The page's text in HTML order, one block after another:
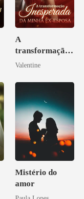
A
transformação
inesperada da
esposa
Valentine
Mistério do
amor